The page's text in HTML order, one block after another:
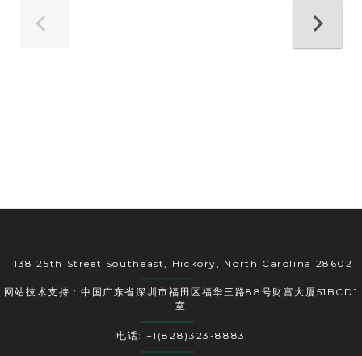
1138 25th Street Southeast, Hickory, North Carolina 28602
网站技术支持：中国广东省深圳市福田区福华三路88号财富大厦51BCD1
室
电话: +1(828)323-8883